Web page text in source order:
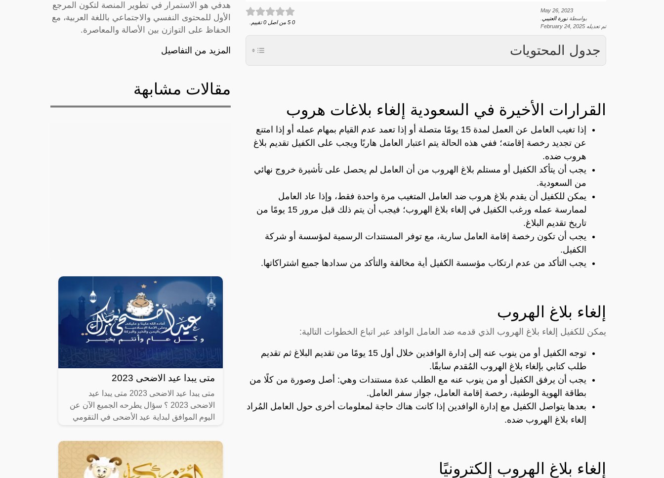
May 26, 2023
بواسطةنورة العتيبي
تم تعديله February 24, 2025
0
5 من اصل 0 تقييم.
جدول المحتويات
القرارات الأخيرة في السعودية إلغاء بلاغات هروب
إذا تغيب العامل عن العمل لمدة 15 يومًا متصلة أو إذا تعمد عدم القيام بمهام عمله أو إذا امتنع
عن تجديد رخصة إقامته؛ ففي هذه الحالة يتم اعتبار العامل هاربًا ويجب على الكفيل تقديم بلاغ
هروب ضده.
يجب أن يتأكد الكفيل أو مستلم بلاغ الهروب من أن العامل لم يحصل على تأشيرة خروج نهائي
من السعودية.
يمكن للكفيل أن يقدم بلاغ هروب ضد العامل المتغيب مرة واحدة فقط، وإذا عاد العامل
لممارسة عمله ورغب الكفيل في إلغاء بلاغ الهروب؛ فيجب أن يتم ذلك قبل مرور 15 يومًا من
تاريخ تقديم البلاغ.
يجب أن تكون رخصة إقامة العامل سارية، مع توفر المستندات الرسمية لمؤسسة أو شركة
الكفيل.
يجب التأكد من عدم ارتكاب مؤسسة الكفيل أية مخالفة والتأكد من سدادها جميع اشتراكاتها.
إلغاء بلاغ الهروب
يمكن للكفيل إلغاء بلاغ الهروب الذي قدمه ضد العامل الوافد عبر اتباع الخطوات التالية:
توجه الكفيل أو من ينوب عنه إلى إدارة الوافدين خلال أول 15 يومًا من تقديم البلاغ ثم تقديم
طلب كتابي بإلغاء بلاغ الهروب المُقدم سابقًا.
يجب أن يرفق الكفيل أو من ينوب عنه مع الطلب عدة مستندات وهي: أصل وصورة من كلًا من
بطاقة الهوية الوطنية، رخصة إقامة العامل، جواز سفر العامل.
بعدها يتواصل الكفيل مع إدارة الوافدين إذا كانت هناك حاجة لمعلومات أخرى حول العامل المُراد
إلغاء بلاغ الهروب ضده.
إلغاء بلاغ الهروب إلكترونيًا
هدفي هو الاستمرار في تطوير المنصة لتكون المرجع
الأول للمحتوى النفسي والاجتماعي باللغة العربية، مع
الحفاظ على التوازن بين الأصالة والمعاصرة.
المزيد من التفاصيل
مقالات مشابهة
متى يبدا عيد الاضحى 2023
متى يبدا عيد الاضحى 2023 متى يبدا عيد
الاضحى 2023 ؟ سؤال يطرحه الجميع الآن عن
اليوم الموافق لبداية عيد الأضحى في التقومي